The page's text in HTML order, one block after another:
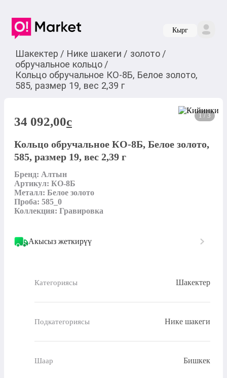
Кырг
Шакектер / Нике шакеги / золото /
обручальное кольцо /
Кольцо обручальное КО-8Б, Белое золото,
585, размер 19, вес 2,39 г
1 / 3
34 092,00c
Кольцо обручальное КО-8Б, Белое золото,
585, размер 19, вес 2,39 г
Бренд: Алтын
Артикул: КО-8Б
Металл: Белое золото
Проба: 585_0
Коллекция: Гравировка
Акысыз жеткирүү
Категориясы Шакектер
Подкатегориясы Нике шакеги
Шаар Бишкек